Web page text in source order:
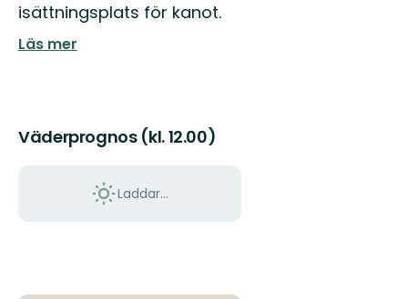
isättningsplats för kanot.
Läs mer
Väderprognos (kl. 12.00)
Laddar...